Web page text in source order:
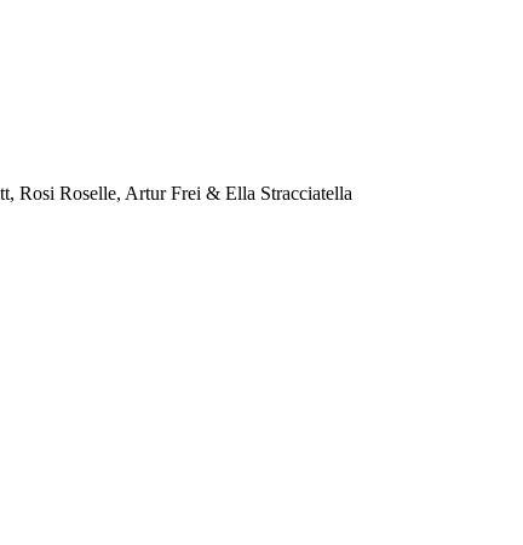
Rosi Roselle, Artur Frei & Ella Stracciatella